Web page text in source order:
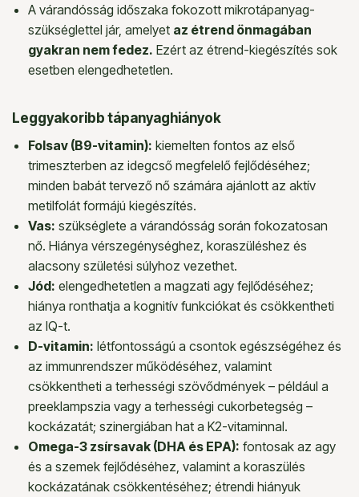
A várandósság időszaka fokozott mikrotápanyag-
szükséglettel jár, amelyet az étrend önmagában
gyakran nem fedez. Ezért az étrend-kiegészítés sok
esetben elengedhetetlen.
Leggyakoribb tápanyaghiányok
Folsav (B9-vitamin): kiemelten fontos az első
trimeszterben az idegcső megfelelő fejlődéséhez;
minden babát tervező nő számára ajánlott az aktív
metilfolát formájú kiegészítés.
Vas: szükséglete a várandósság során fokozatosan
nő. Hiánya vérszegénységhez, koraszüléshez és
alacsony születési súlyhoz vezethet.
Jód: elengedhetetlen a magzati agy fejlődéséhez;
hiánya ronthatja a kognitív funkciókat és csökkentheti
az IQ-t.
D-vitamin: létfontosságú a csontok egészségéhez és
az immunrendszer működéséhez, valamint
csökkentheti a terhességi szövődmények – például a
preeklampszia vagy a terhességi cukorbetegség –
kockázatát; szinergiában hat a K2-vitaminnal.
Omega-3 zsírsavak (DHA és EPA): fontosak az agy
és a szemek fejlődéséhez, valamint a koraszülés
kockázatának csökkentéséhez; étrendi hiányuk